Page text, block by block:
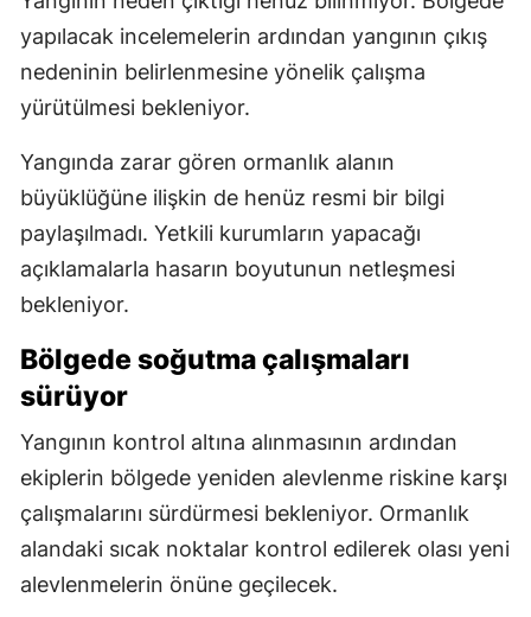
yapılacak incelemelerin ardından yangının çıkış
nedeninin belirlenmesine yönelik çalışma
yürütülmesi bekleniyor.
Yangında zarar gören ormanlık alanın
büyüklüğüne ilişkin de henüz resmi bir bilgi
paylaşılmadı. Yetkili kurumların yapacağı
açıklamalarla hasarın boyutunun netleşmesi
bekleniyor.
Bölgede soğutma çalışmaları
sürüyor
Yangının kontrol altına alınmasının ardından
ekiplerin bölgede yeniden alevlenme riskine karşı
çalışmalarını sürdürmesi bekleniyor. Ormanlık
alandaki sıcak noktalar kontrol edilerek olası yeni
alevlenmelerin önüne geçilecek.